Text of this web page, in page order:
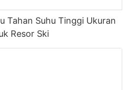
Tahan Suhu Tinggi Ukuran
Resor Ski